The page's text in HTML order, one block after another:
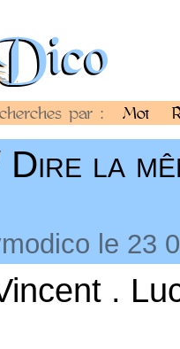
par : Mot
la
le 23
.